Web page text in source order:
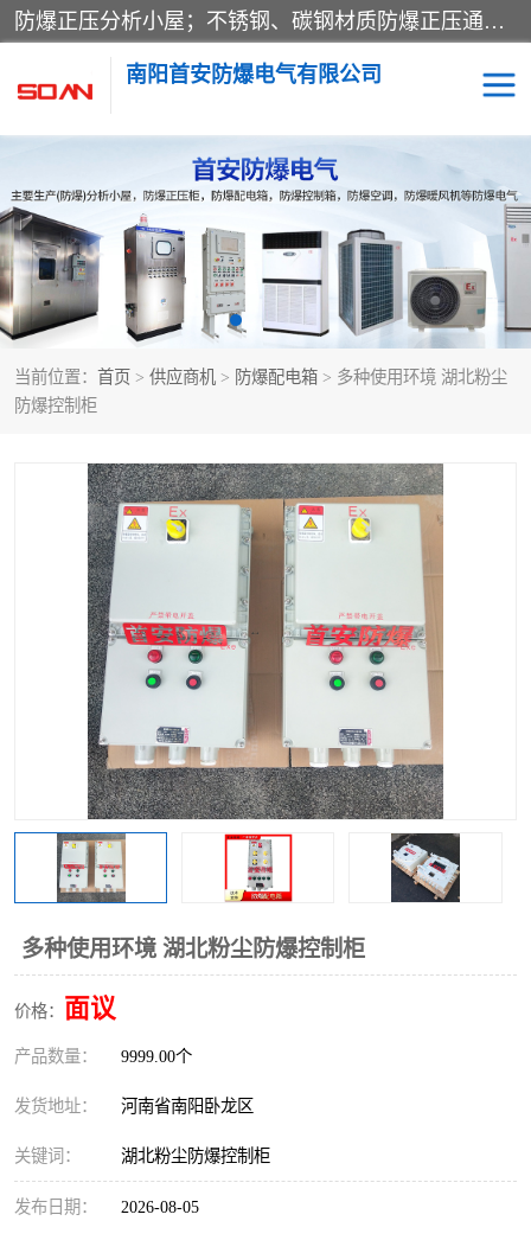
防爆正压分析小屋；不锈钢、碳钢材质防爆正压通风柜，分上下、左右、外挂三种款式；立式、挂式防爆配电柜体；不锈钢、碳钢防爆变频、磁力、星三角启动器；不锈钢、碳钢、铸铝防爆控制箱柜；可操作按键、多块式防爆仪表箱；多材质防爆接线箱；台式防爆电脑、防爆监视器。产品适配石油、化工、煤炭、电力、纺织、酿酒、航天、铁路、冶金、船舶、消防、市政等多行业工况使用。
南阳首安防爆电气有限公司
当前位置： 首页 > 供应商机 > 防爆配电箱 > 多种使用环境 湖北粉尘
防爆控制柜
多种使用环境 湖北粉尘防爆控制柜
价格： 面议
产品数量： 9999.00个
发货地址： 河南省南阳卧龙区
关键词： 湖北粉尘防爆控制柜
发布日期： 2026-08-05
防爆小屋 防爆正压柜
防爆空调 防爆配电箱
防爆控制箱 防爆接线箱
防爆操作柱 防爆监视显示器